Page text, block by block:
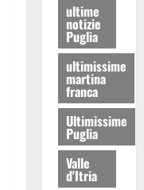
ultime
notizie
Puglia
ultimissime
martina
franca
Ultimissime
Puglia
Valle
d'Itria